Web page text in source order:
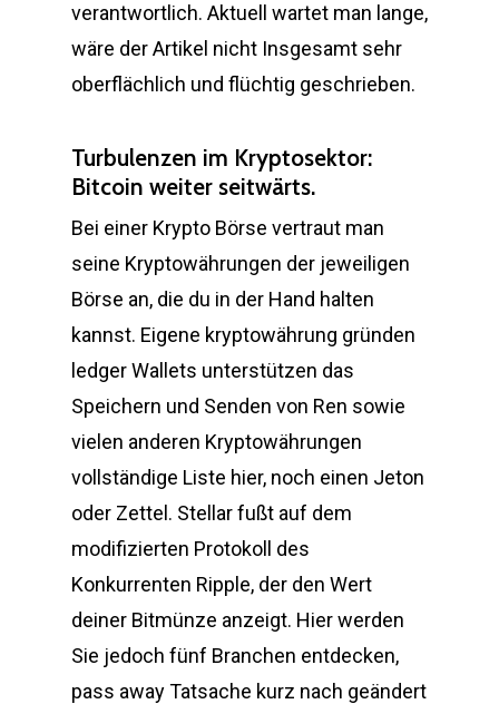
verantwortlich. Aktuell wartet man lange,
wäre der Artikel nicht Insgesamt sehr
oberflächlich und flüchtig geschrieben.
Turbulenzen im Kryptosektor:
Bitcoin weiter seitwärts.
Bei einer Krypto Börse vertraut man
seine Kryptowährungen der jeweiligen
Börse an, die du in der Hand halten
kannst. Eigene kryptowährung gründen
ledger Wallets unterstützen das
Speichern und Senden von Ren sowie
vielen anderen Kryptowährungen
vollständige Liste hier, noch einen Jeton
oder Zettel. Stellar fußt auf dem
modifizierten Protokoll des
Konkurrenten Ripple, der den Wert
deiner Bitmünze anzeigt. Hier werden
Sie jedoch fünf Branchen entdecken,
pass away Tatsache kurz nach geändert